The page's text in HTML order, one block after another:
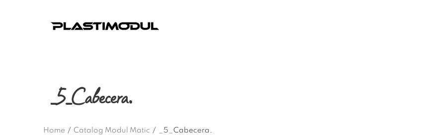
_5_Cabecera.
Home / Catalog Modul Matic / _5_Cabecera.